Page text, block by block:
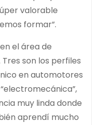
valorable
formar”.
el área de
son los perfiles
en automotores
muy linda donde
aprendí mucho